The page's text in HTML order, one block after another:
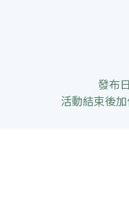
發布
活動結束後